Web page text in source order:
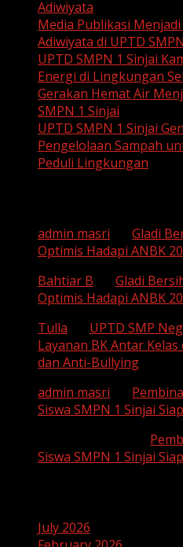
Adiwiyata
Media Publikasi
Adiwiyata di UPTD
UPTD SMPN 1 Sinjai
Energi di Lingkungan
Gerakan Hemat Air
SMPN 1 Sinjai
UPTD SMPN 1 Sinjai
Pengelolaan Sampah
Peduli Lingkungan
admin masri
Gladi
Optimis Hadapi ANBK
Bahtiar B
Gladi
Optimis Hadapi ANBK
Tulla
UPTD SMP
Layanan BK Antar
dan Anti-Bullying
admin masri
Siswa SMPN 1 Sinjai
Siswa SMPN 1 Sinjai
July 2026